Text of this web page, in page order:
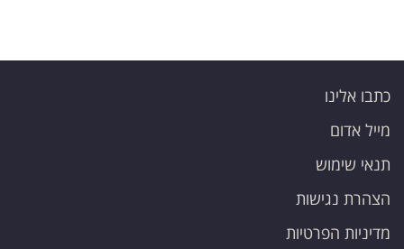
כתבו אלינו
מייל אדום
תנאי שימוש
הצהרת נגישות
מדיניות הפרטיות